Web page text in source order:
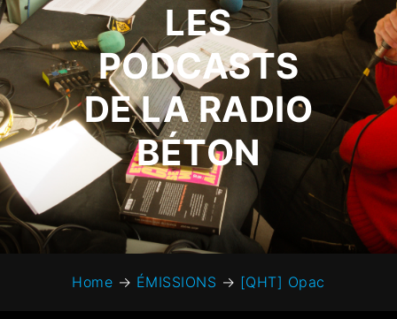
LES
PODCASTS
DE LA RADIO
BÉTON
Home → ÉMISSIONS → [QHT] Opac